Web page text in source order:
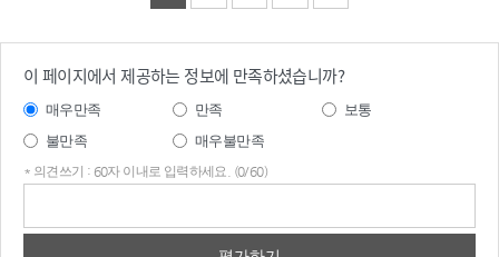
이 페이지에서 제공하는 정보에 만족하셨습니까?
매우만족 만족
보통
불만족
매우불만족
* 의견쓰기 : 60자 이내로 입력하세요. (0/60)